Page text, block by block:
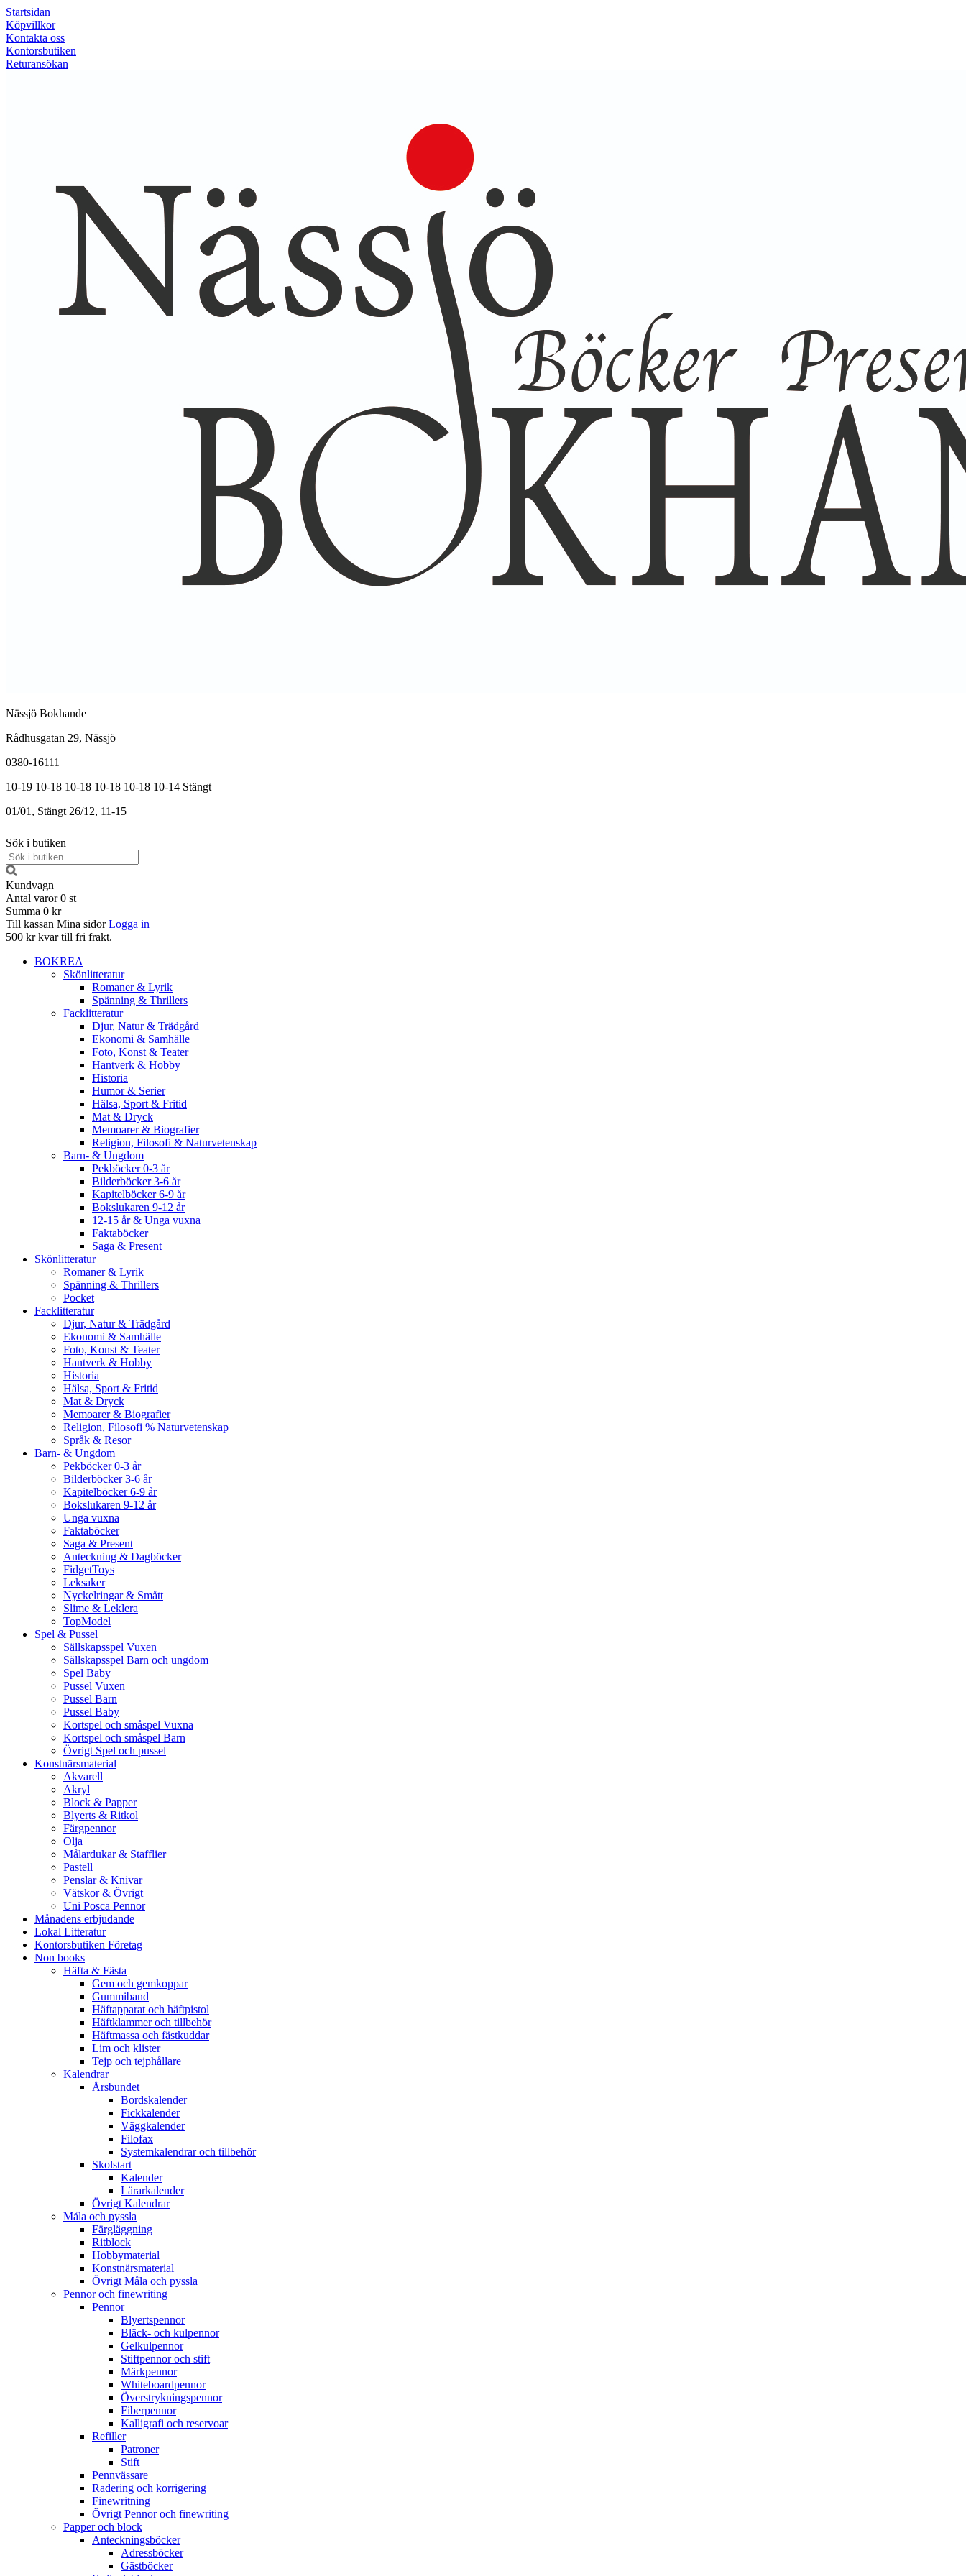
Startsidan
Köpvillkor
Kontakta oss
Kontorsbutiken
Returansökan
Nässjö Bokhande
Rådhusgatan 29, Nässjö
0380-16111
10-19 10-18 10-18 10-18 10-18 10-14 Stängt
01/01, Stängt 26/12, 11-15
Sök i butiken
Kundvagn
Antal varor 0 st
Summa 0 kr
Till kassan Mina sidor Logga in
500 kr kvar till fri frakt.
BOKREA
Skönlitteratur
Romaner & Lyrik
Spänning & Thrillers
Facklitteratur
Djur, Natur & Trädgård
Ekonomi & Samhälle
Foto, Konst & Teater
Hantverk & Hobby
Historia
Humor & Serier
Hälsa, Sport & Fritid
Mat & Dryck
Memoarer & Biografier
Religion, Filosofi & Naturvetenskap
Barn- & Ungdom
Pekböcker 0-3 år
Bilderböcker 3-6 år
Kapitelböcker 6-9 år
Bokslukaren 9-12 år
12-15 år & Unga vuxna
Faktaböcker
Saga & Present
Skönlitteratur
Romaner & Lyrik
Spänning & Thrillers
Pocket
Facklitteratur
Djur, Natur & Trädgård
Ekonomi & Samhälle
Foto, Konst & Teater
Hantverk & Hobby
Historia
Hälsa, Sport & Fritid
Mat & Dryck
Memoarer & Biografier
Religion, Filosofi % Naturvetenskap
Språk & Resor
Barn- & Ungdom
Pekböcker 0-3 år
Bilderböcker 3-6 år
Kapitelböcker 6-9 år
Bokslukaren 9-12 år
Unga vuxna
Faktaböcker
Saga & Present
Anteckning & Dagböcker
FidgetToys
Leksaker
Nyckelringar & Smått
Slime & Leklera
TopModel
Spel & Pussel
Sällskapsspel Vuxen
Sällskapsspel Barn och ungdom
Spel Baby
Pussel Vuxen
Pussel Barn
Pussel Baby
Kortspel och småspel Vuxna
Kortspel och småspel Barn
Övrigt Spel och pussel
Konstnärsmaterial
Akvarell
Akryl
Block & Papper
Blyerts & Ritkol
Färgpennor
Olja
Målardukar & Stafflier
Pastell
Penslar & Knivar
Vätskor & Övrigt
Uni Posca Pennor
Månadens erbjudande
Lokal Litteratur
Kontorsbutiken Företag
Non books
Häfta & Fästa
Gem och gemkoppar
Gummiband
Häftapparat och häftpistol
Häftklammer och tillbehör
Häftmassa och fästkuddar
Lim och klister
Tejp och tejphållare
Kalendrar
Årsbundet
Bordskalender
Fickkalender
Väggkalender
Filofax
Systemkalendrar och tillbehör
Skolstart
Kalender
Lärarkalender
Övrigt Kalendrar
Måla och pyssla
Färgläggning
Ritblock
Hobbymaterial
Konstnärsmaterial
Övrigt Måla och pyssla
Pennor och finewriting
Pennor
Blyertspennor
Bläck- och kulpennor
Gelkulpennor
Stiftpennor och stift
Märkpennor
Whiteboardpennor
Överstrykningspennor
Fiberpennor
Kalligrafi och reservoar
Refiller
Patroner
Stift
Pennvässare
Radering och korrigering
Finewritning
Övrigt Pennor och finewriting
Papper och block
Anteckningsböcker
Adressböcker
Gästböcker